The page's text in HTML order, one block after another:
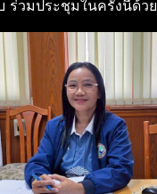
ร่วมประชุมในครั้งนี้ด้วย